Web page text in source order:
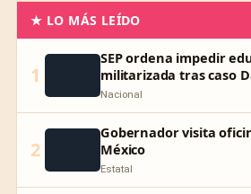
★ LO MÁS LEÍDO
1
SEP ordena impedir
militarizada tras caso
Nacional
2
Gobernador visita
México
Estatal